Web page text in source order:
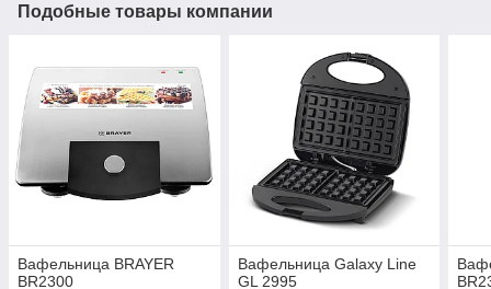
Подобные товары компании
Вафельница BRAYER
BR2300
Вафельница Galaxy Line
GL 2995